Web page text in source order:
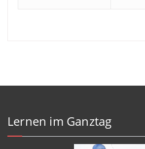
Lernen im Ganztag